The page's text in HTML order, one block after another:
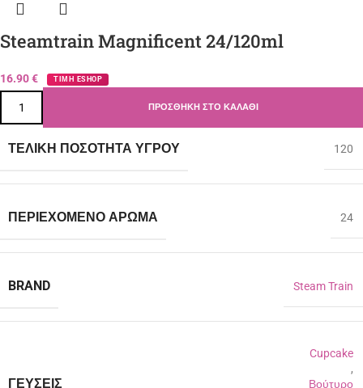
Steamtrain Magnificent 24/120ml
16.90€ ΤΙΜΗ ESHOP
ΠΡΟΣΘΉΚΗ ΣΤΟ ΚΑΛΆΘΙ
ΤΕΛΙΚΉ ΠΟΣΌΤΗΤΑ ΥΓΡΟΎ 120
ΠΕΡΙΈΧΟΜΕΝΟ ΆΡΩΜΑ 24
BRAND Steam Train
ΓΕΎΣΕΙΣ
Cupcake
,
Βούτυρο